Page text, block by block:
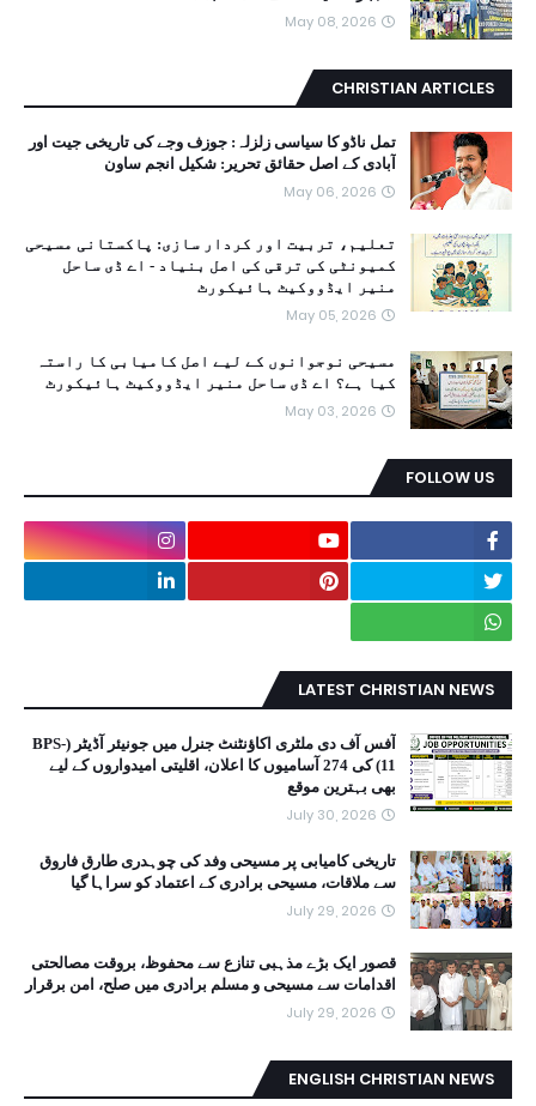
May 08, 2026
CHRISTIAN ARTICLES
تمل ناڈو کا سیاسی زلزلہ: جوزف وجے کی تاریخی جیت اور
آبادی کے اصل حقائق تحریر: شکیل انجم ساون
May 06, 2026
تعلیم، تربیت اور کردار سازی: پاکستانی مسیحی
کمیونٹی کی ترقی کی اصل بنیاد - اے ڈی ساحل
منیر ایڈووکیٹ ہائیکورٹ
May 05, 2026
مسیحی نوجوانوں کے لیے اصل کامیابی کا راستہ
کیا ہے؟ اے ڈی ساحل منیر ایڈووکیٹ ہائیکورٹ
May 03, 2026
FOLLOW US
LATEST CHRISTIAN NEWS
آفس آف دی ملٹری اکاؤنٹنٹ جنرل میں جونیئر آڈیٹر (BPS-
11) کی 274 آسامیوں کا اعلان، اقلیتی امیدواروں کے لیے
بھی بہترین موقع
July 30, 2026
تاریخی کامیابی پر مسیحی وفد کی چوہدری طارق فاروق
سے ملاقات، مسیحی برادری کے اعتماد کو سراہا گیا
July 29, 2026
قصور ایک بڑے مذہبی تنازع سے محفوظ، بروقت مصالحتی
اقدامات سے مسیحی و مسلم برادری میں صلح، امن برقرار
July 29, 2026
ENGLISH CHRISTIAN NEWS